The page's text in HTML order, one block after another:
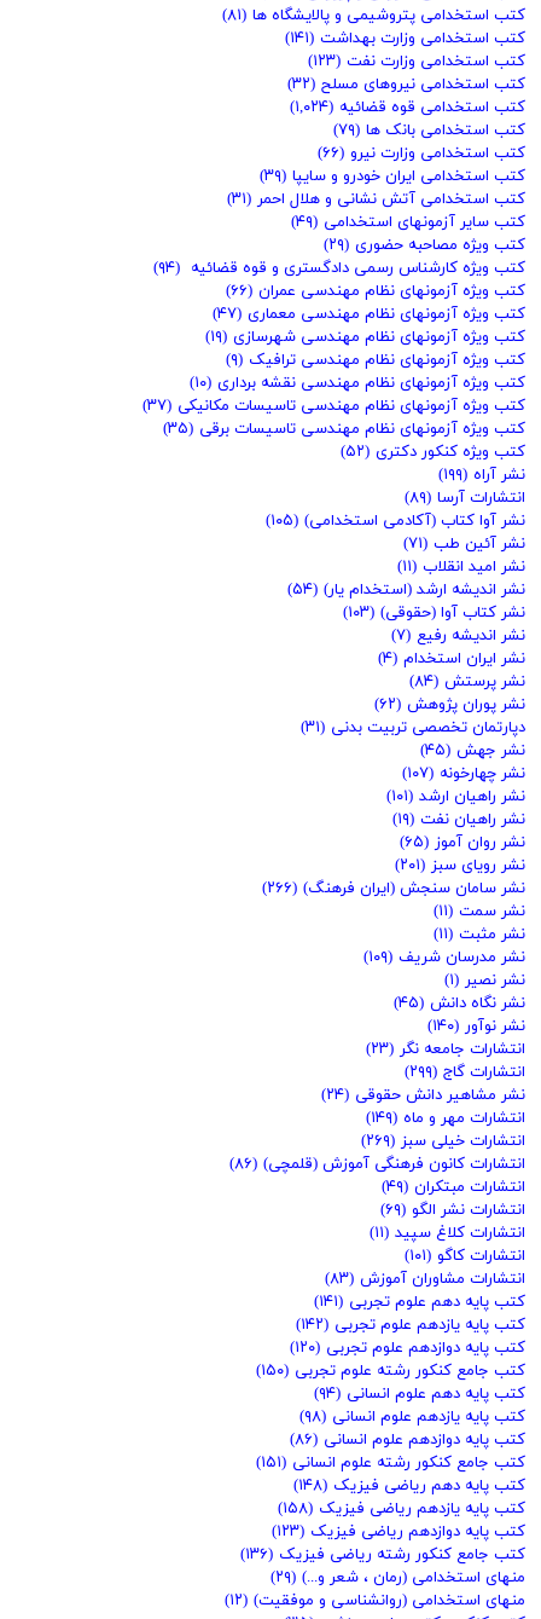
کتب استخدامی پتروشیمی و پالایشگاه ها (۸۱)
کتب استخدامی وزارت بهداشت (۱۴۱)
کتب استخدامی وزارت نفت (۱۲۳)
کتب استخدامی نیروهای مسلح (۳۲)
کتب استخدامی قوه قضائیه (۱,۰۲۴)
کتب استخدامی بانک ها (۷۹)
کتب استخدامی وزارت نیرو (۶۶)
کتب استخدامی ایران خودرو و سایپا (۳۹)
کتب استخدامی آتش نشانی و هلال احمر (۳۱)
کتب سایر آزمونهای استخدامی (۴۹)
کتب ویژه مصاحبه حضوری (۲۹)
کتب ویژه کارشناس رسمی دادگستری و قوه قضائیه (۹۴)
کتب ویژه آزمونهای نظام مهندسی عمران (۶۶)
کتب ویژه آزمونهای نظام مهندسی معماری (۴۷)
کتب ویژه آزمونهای نظام مهندسی شهرسازی (۱۹)
کتب ویژه آزمونهای نظام مهندسی ترافیک (۹)
کتب ویژه آزمونهای نظام مهندسی نقشه برداری (۱۰)
کتب ویژه آزمونهای نظام مهندسی تاسیسات مکانیکی (۳۷)
کتب ویژه آزمونهای نظام مهندسی تاسیسات برقی (۳۵)
کتب ویژه کنکور دکتری (۵۲)
نشر آراه (۱۹۹)
انتشارات آرسا (۸۹)
نشر آوا کتاب (آکادمی استخدامی) (۱۰۵)
نشر آئین طب (۷۱)
نشر امید انقلاب (۱۱)
نشر اندیشه ارشد (استخدام یار) (۵۴)
نشر کتاب آوا (حقوقی) (۱۰۳)
نشر اندیشه رفیع (۷)
نشر ایران استخدام (۴)
نشر پرستش (۸۴)
نشر پوران پژوهش (۶۲)
دپارتمان تخصصی تربیت بدنی (۳۱)
نشر جهش (۴۵)
نشر چهارخونه (۱۰۷)
نشر راهیان ارشد (۱۰۱)
نشر راهیان نفت (۱۹)
نشر روان آموز (۶۵)
نشر رویای سبز (۲۰۱)
نشر سامان سنجش (ایران فرهنگ) (۲۶۶)
نشر سمت (۱۱)
نشر مثبت (۱۱)
نشر مدرسان شریف (۱۰۹)
نشر نصیر (۱)
نشر نگاه دانش (۴۵)
نشر نوآور (۱۴۰)
انتشارات جامعه نگر (۲۳)
انتشارات گاج (۲۹۹)
نشر مشاهیر دانش حقوقی (۲۴)
انتشارات مهر و ماه (۱۴۹)
انتشارات خیلی سبز (۲۶۹)
انتشارات کانون فرهنگی آموزش (قلمچی) (۸۶)
انتشارات مبتکران (۴۹)
انتشارات نشر الگو (۶۹)
انتشارات کلاغ سپید (۱۱)
انتشارات کاگو (۱۰۱)
انتشارات مشاوران آموزش (۸۳)
کتب پایه دهم علوم تجربی (۱۴۱)
کتب پایه یازدهم علوم تجربی (۱۴۲)
کتب پایه دوازدهم علوم تجربی (۱۲۰)
کتب جامع کنکور رشته علوم تجربی (۱۵۰)
کتب پایه دهم علوم انسانی (۹۴)
کتب پایه یازدهم علوم انسانی (۹۸)
کتب پایه دوازدهم علوم انسانی (۸۶)
کتب جامع کنکور رشته علوم انسانی (۱۵۱)
کتب پایه دهم ریاضی فیزیک (۱۴۸)
کتب پایه یازدهم ریاضی فیزیک (۱۵۸)
کتب پایه دوازدهم ریاضی فیزیک (۱۲۳)
کتب جامع کنکور رشته ریاضی فیزیک (۱۳۶)
منهای استخدامی (رمان ، شعر و...) (۲۹)
منهای استخدامی (روانشناسی و موفقیت) (۱۲)